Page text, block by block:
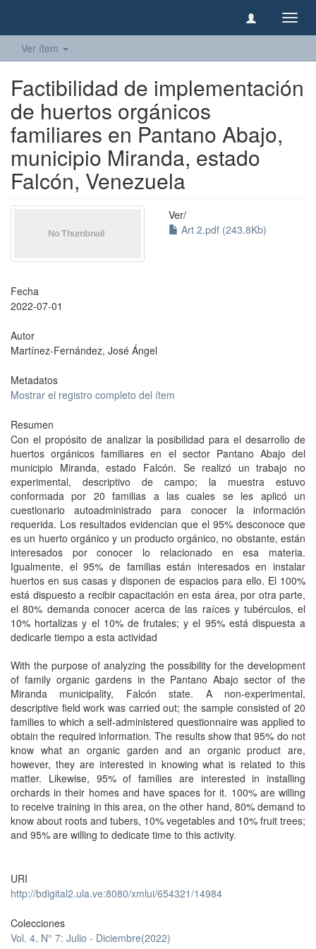
Ver ítem
Factibilidad de implementación
de huertos orgánicos
familiares en Pantano Abajo,
municipio Miranda, estado
Falcón, Venezuela
Ver/
Art 2.pdf (243.8Kb)
Fecha
2022-07-01
Autor
Martínez-Fernández, José Ángel
Metadatos
Mostrar el registro completo del ítem
Resumen
Con el propósito de analizar la posibilidad para el desarrollo de
huertos orgánicos familiares en el sector Pantano Abajo del
municipio Miranda, estado Falcón. Se realizó un trabajo no
experimental, descriptivo de campo; la muestra estuvo
conformada por 20 familias a las cuales se les aplicó un
cuestionario autoadministrado para conocer la información
requerida. Los resultados evidencian que el 95% desconoce que
es un huerto orgánico y un producto orgánico, no obstante, están
interesados por conocer lo relacionado en esa materia.
Igualmente, el 95% de familias están interesados en instalar
huertos en sus casas y disponen de espacios para ello. El 100%
está dispuesto a recibir capacitación en esta área, por otra parte,
el 80% demanda conocer acerca de las raíces y tubérculos, el
10% hortalizas y el 10% de frutales; y el 95% está dispuesta a
dedicarle tiempo a esta actividad
With the purpose of analyzing the possibility for the development
of family organic gardens in the Pantano Abajo sector of the
Miranda municipality, Falcón state. A non-experimental,
descriptive field work was carried out; the sample consisted of 20
families to which a self-administered questionnaire was applied to
obtain the required information. The results show that 95% do not
know what an organic garden and an organic product are,
however, they are interested in knowing what is related to this
matter. Likewise, 95% of families are interested in installing
orchards in their homes and have spaces for it. 100% are willing
to receive training in this area, on the other hand, 80% demand to
know about roots and tubers, 10% vegetables and 10% fruit trees;
and 95% are willing to dedicate time to this activity.
URI
http://bdigital2.ula.ve:8080/xmlui/654321/14984
Colecciones
Vol. 4, N° 7: Julio - Diciembre(2022)